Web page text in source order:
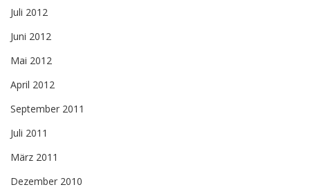
Juli 2012
Juni 2012
Mai 2012
April 2012
September 2011
Juli 2011
März 2011
Dezember 2010